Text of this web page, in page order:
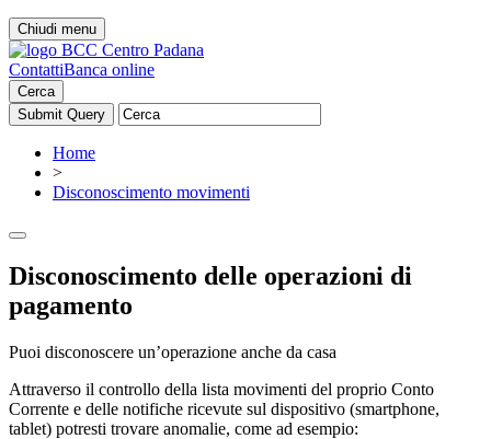
Chiudi menu
ContattiBanca online
Cerca
Home
>
Disconoscimento movimenti
Disconoscimento delle operazioni di
pagamento
Puoi disconoscere un’operazione anche da casa
Attraverso il controllo della lista movimenti del proprio Conto
Corrente e delle notifiche ricevute sul dispositivo (smartphone,
tablet) potresti trovare anomalie, come ad esempio: